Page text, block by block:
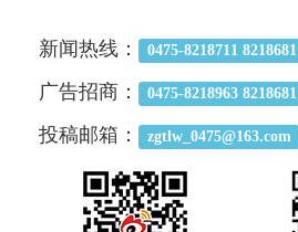
新闻热线： 0475-8218711 8218681
广告招商： 0475-8218963 8218681
投稿邮箱： zgtlw_0475@163.com